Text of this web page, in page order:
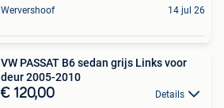
Wervershoof 14 jul 26
VW PASSAT B6 sedan grijs Links voor
deur 2005-2010
€ 120,00 Details